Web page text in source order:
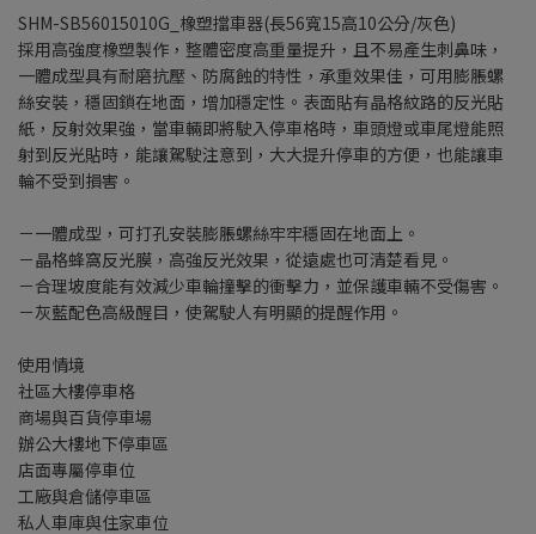
SHM-SB56015010G_橡塑擋車器(長56寬15高10公分/灰色)
採用高強度橡塑製作，整體密度高重量提升，且不易產生刺鼻味，
一體成型具有耐磨抗壓、防腐蝕的特性，承重效果佳，可用膨脹螺
絲安裝，穩固鎖在地面，增加穩定性。表面貼有晶格紋路的反光貼
紙，反射效果強，當車輛即將駛入停車格時，車頭燈或車尾燈能照
射到反光貼時，能讓駕駛注意到，大大提升停車的方便，也能讓車
輪不受到損害。
－一體成型，可打孔安裝膨脹螺絲牢牢穩固在地面上。
－晶格蜂窩反光膜，高強反光效果，從遠處也可清楚看見。
－合理坡度能有效減少車輪撞擊的衝擊力，並保護車輛不受傷害。
－灰藍配色高級醒目，使駕駛人有明顯的提醒作用。
使用情境
社區大樓停車格
商場與百貨停車場
辦公大樓地下停車區
店面專屬停車位
工廠與倉儲停車區
私人車庫與住家車位